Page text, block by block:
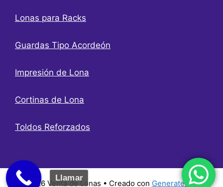
Lonas para Racks
Guardas Tipo Acordeón
Impresión de Lona
Cortinas de Lona
Toldos Reforzados
© 2026 Venta de Lonas • Creado con GeneratePress
Llamar